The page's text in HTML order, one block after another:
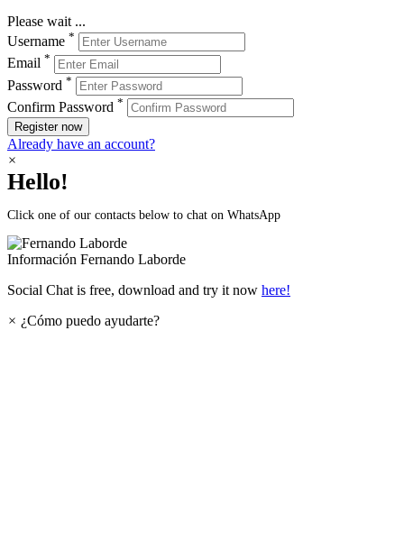
Please wait ...
Username *
Email *
Password *
Confirm Password *
Register now
Already have an account?
×
Hello!
Click one of our contacts below to chat on WhatsApp
Información Fernando Laborde
Social Chat is free, download and try it now here!
× ¿Cómo puedo ayudarte?